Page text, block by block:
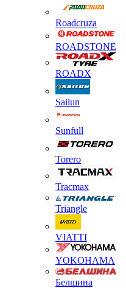
Roadcruza
ROADSTONE
ROADX
Sailun
Sunfull
Torero
Tracmax
Triangle
VIATTI
YOKOHAMA
Белшина